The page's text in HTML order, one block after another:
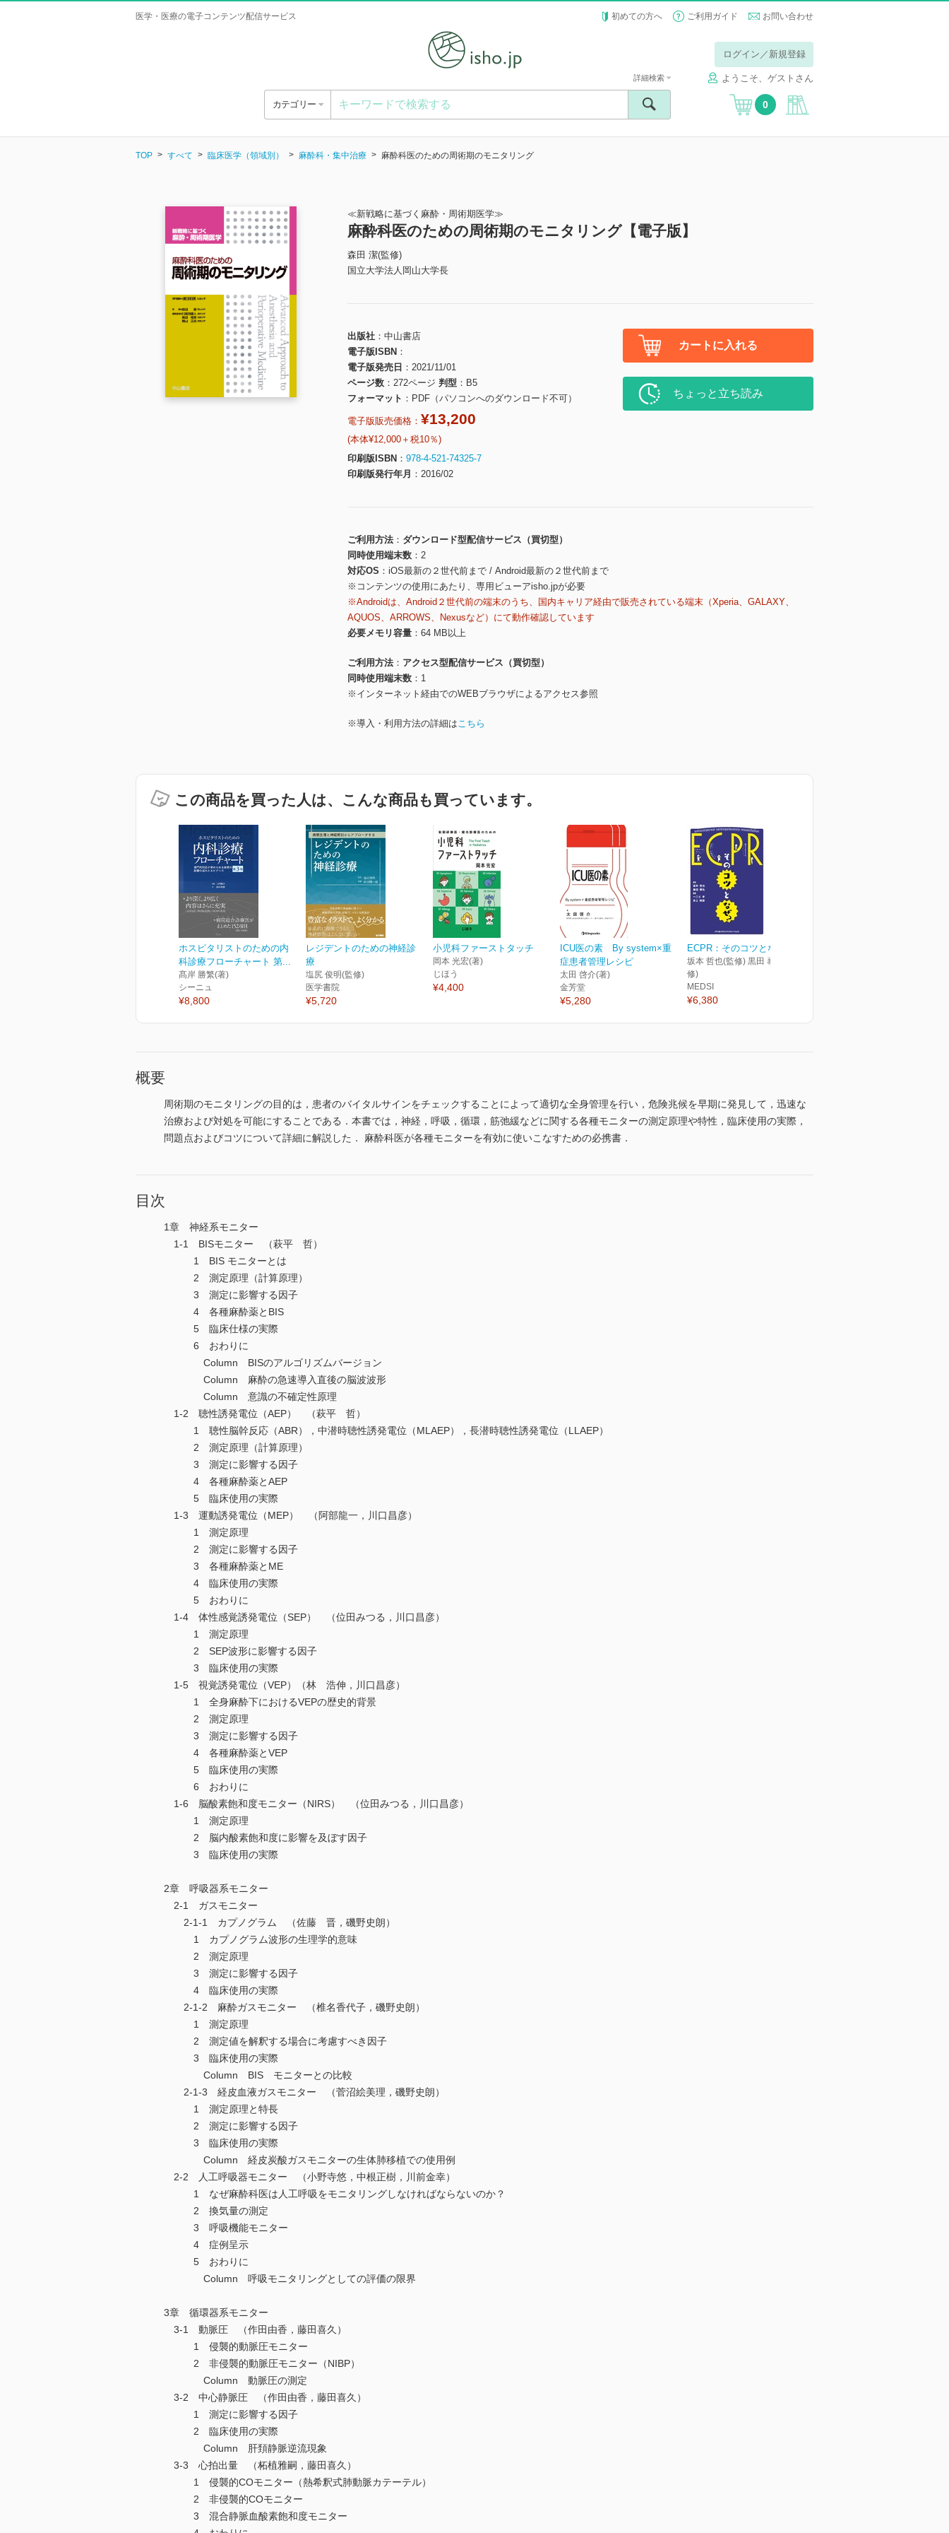
医学・医療の電子コンテンツ配信サービス 初めての方へ ご利用ガイド お問い合わせ
ログイン／新規登録
ようこそ、ゲストさん
カテゴリー
詳細検索
0
TOP すべて 臨床医学（領域別） 麻酔科・集中治療 麻酔科医のための周術期のモニタリング
≪新戦略に基づく麻酔・周術期医学≫
麻酔科医のための周術期のモニタリング【電子版】
森田 潔(監修)
国立大学法人岡山大学長
出版社
中山書店
電子版ISBN
電子版発売日
2021/11/01
ページ数
272ページ 判型
B5
フォーマット
PDF（パソコンへのダウンロード不可）
電子版販売価格： ¥13,200
(本体¥12,000＋税10％)
印刷版ISBN
978-4-521-74325-7
印刷版発行年月
2016/02
カートに入れる
ちょっと立ち読み
ご利用方法
ダウンロード型配信サービス（買切型）
同時使用端末数
2
対応OS
iOS最新の２世代前まで / Android最新の２世代前まで
※コンテンツの使用にあたり、専用ビューアisho.jpが必要
※Androidは、Android２世代前の端末のうち、国内キャリア経由で販売されている端末（Xperia、GALAXY、
AQUOS、ARROWS、Nexusなど）にて動作確認しています
必要メモリ容量
64 MB以上
ご利用方法
アクセス型配信サービス（買切型）
同時使用端末数
1
※インターネット経由でのWEBブラウザによるアクセス参照
※導入・利用方法の詳細はこちら
この商品を買った人は、こんな商品も買っています。
ホスピタリストのための内
科診療フローチャート 第...
髙岸 勝繁(著)
シーニュ
¥8,800
レジデントのための神経診
療
塩尻 俊明(監修)
医学書院
¥5,720
小児科ファーストタッチ
岡本 光宏(著)
じほう
¥4,400
ICU医の素 By system×重
症患者管理レシピ
太田 啓介(著)
金芳堂
¥5,280
ECPR：そのコツとなぜ？
坂本 哲也(監修) 黒田 泰弘(監
修)
MEDSI
¥6,380
概要
周術期のモニタリングの目的は，患者のバイタルサインをチェックすることによって適切な全身管理を行い，危険兆候を早期に発見して，迅速な
治療および対処を可能にすることである．本書では，神経，呼吸，循環，筋弛緩などに関する各種モニターの測定原理や特性，臨床使用の実際，
問題点およびコツについて詳細に解説した． 麻酔科医が各種モニターを有効に使いこなすための必携書．
目次
1章 神経系モニター
1-1 BISモニター （萩平 哲）
1 BIS モニターとは
2 測定原理（計算原理）
3 測定に影響する因子
4 各種麻酔薬とBIS
5 臨床仕様の実際
6 おわりに
Column BISのアルゴリズムバージョン
Column 麻酔の急速導入直後の脳波波形
Column 意識の不確定性原理
1-2 聴性誘発電位（AEP） （萩平 哲）
1 聴性脳幹反応（ABR），中潜時聴性誘発電位（MLAEP），長潜時聴性誘発電位（LLAEP）
2 測定原理（計算原理）
3 測定に影響する因子
4 各種麻酔薬とAEP
5 臨床使用の実際
1-3 運動誘発電位（MEP） （阿部龍一，川口昌彦）
1 測定原理
2 測定に影響する因子
3 各種麻酔薬とME
4 臨床使用の実際
5 おわりに
1-4 体性感覚誘発電位（SEP） （位田みつる，川口昌彦）
1 測定原理
2 SEP波形に影響する因子
3 臨床使用の実際
1-5 視覚誘発電位（VEP）（林 浩伸，川口昌彦）
1 全身麻酔下におけるVEPの歴史的背景
2 測定原理
3 測定に影響する因子
4 各種麻酔薬とVEP
5 臨床使用の実際
6 おわりに
1-6 脳酸素飽和度モニター（NIRS） （位田みつる，川口昌彦）
1 測定原理
2 脳内酸素飽和度に影響を及ぼす因子
3 臨床使用の実際
2章 呼吸器系モニター
2-1 ガスモニター
2-1-1 カプノグラム （佐藤 晋，磯野史朗）
1 カプノグラム波形の生理学的意味
2 測定原理
3 測定に影響する因子
4 臨床使用の実際
2-1-2 麻酔ガスモニター （椎名香代子，磯野史朗）
1 測定原理
2 測定値を解釈する場合に考慮すべき因子
3 臨床使用の実際
Column BIS モニターとの比較
2-1-3 経皮血液ガスモニター （菅沼絵美理，磯野史朗）
1 測定原理と特長
2 測定に影響する因子
3 臨床使用の実際
Column 経皮炭酸ガスモニターの生体肺移植での使用例
2-2 人工呼吸器モニター （小野寺悠，中根正樹，川前金幸）
1 なぜ麻酔科医は人工呼吸をモニタリングしなければならないのか？
2 換気量の測定
3 呼吸機能モニター
4 症例呈示
5 おわりに
Column 呼吸モニタリングとしての評価の限界
3章 循環器系モニター
3-1 動脈圧 （作田由香，藤田喜久）
1 侵襲的動脈圧モニター
2 非侵襲的動脈圧モニター（NIBP）
Column 動脈圧の測定
3-2 中心静脈圧 （作田由香，藤田喜久）
1 測定に影響する因子
2 臨床使用の実際
Column 肝頚静脈逆流現象
3-3 心拍出量 （柘植雅嗣，藤田喜久）
1 侵襲的COモニター（熱希釈式肺動脈カテーテル）
2 非侵襲的COモニター
3 混合静脈血酸素飽和度モニター